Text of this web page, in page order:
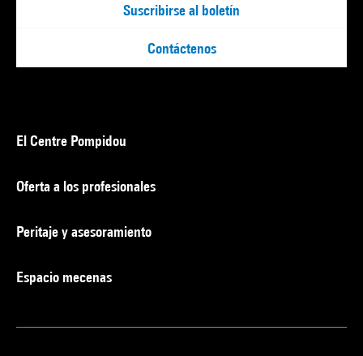
Suscribirse al boletín
Contáctenos
El Centre Pompidou
Oferta a los profesionales
Peritaje y asesoramiento
Espacio mecenas